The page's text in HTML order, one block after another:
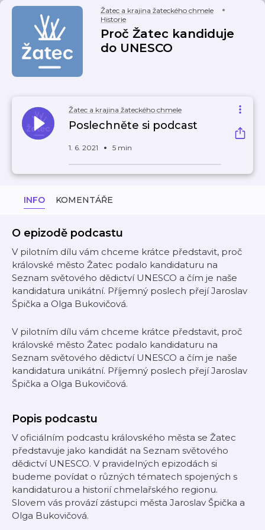
Žatec a krajina žateckého chmele
Historie
Proč Žatec kandiduje
do UNESCO
Žatec a krajina žateckého chmele
Poslechněte si podcast
1. 6. 2021 5 min
INFO KOMENTÁŘE
O epizodě podcastu
V pilotním dílu vám chceme krátce představit, proč
královské město Žatec podalo kandidaturu na
Seznam světového dědictví UNESCO a čím je naše
kandidatura unikátní. Příjemný poslech přejí Jaroslav
Špička a Olga Bukovičová.
V pilotním dílu vám chceme krátce představit, proč
královské město Žatec podalo kandidaturu na
Seznam světového dědictví UNESCO a čím je naše
kandidatura unikátní. Příjemný poslech přejí Jaroslav
Špička a Olga Bukovičová.
Popis podcastu
V oficiálním podcastu královského města se Žatec
představuje jako kandidát na Seznam světového
dědictví UNESCO. V pravidelných epizodách si
budeme povídat o různých tématech spojených s
kandidaturou a historií chmelařského regionu.
Slovem vás provází zástupci města Jaroslav Špička a
Olga Bukovičová.